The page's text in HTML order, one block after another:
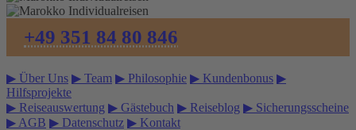
+49 351 84 80 846
▶ Über Uns ▶ Team ▶ Philosophie ▶ Kundenbonus ▶
Hilfsprojekte
▶ Reiseauswertung ▶ Gästebuch ▶ Reiseblog ▶ Sicherungsscheine
▶ AGB ▶ Datenschutz ▶ Kontakt